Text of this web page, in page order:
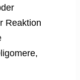
Reaktion